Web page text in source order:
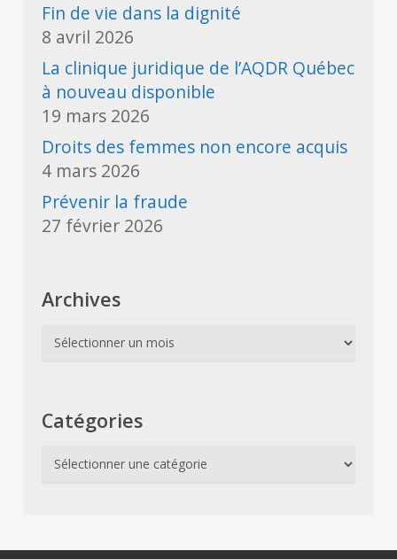
Fin de vie dans la dignité
8 avril 2026
La clinique juridique de l’AQDR Québec
à nouveau disponible
19 mars 2026
Droits des femmes non encore acquis
4 mars 2026
Prévenir la fraude
27 février 2026
Archives
Archives
Catégories
Catégories